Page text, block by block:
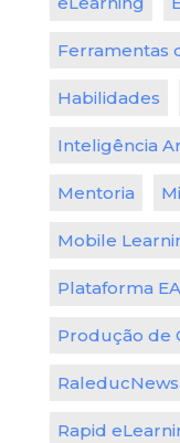
Ferramentas
Habilidades
Inteligência
Mentoria
Mobile
Plataforma
Produção de
RaleducNews
Rapid